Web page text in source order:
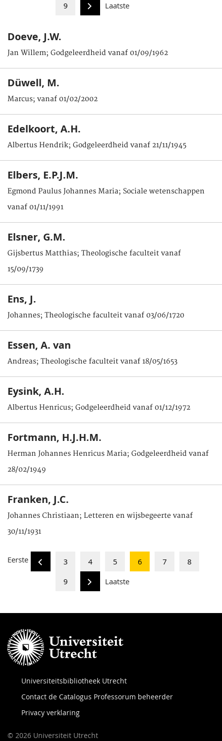
9
Laatste
Doeve, J.W.
Jan Willem; Godgeleerdheid vanaf 01/09/1962
Düwell, M.
Marcus; vanaf 01/02/2002
Edelkoort, A.H.
Albertus Hendrik; Godgeleerdheid vanaf 21/11/1945
Elbers, E.P.J.M.
Egmond Paulus Johannes Maria; Sociale wetenschappen
vanaf 01/11/1991
Elsner, G.M.
Gijsbertus Matthias; Theologische faculteit vanaf
15/09/1739
Ens, J.
Johannes; Theologische faculteit vanaf 03/06/1720
Essen, A. van
Andreas; Theologische faculteit vanaf 18/05/1653
Eysink, A.H.
Albertus Henricus; Godgeleerdheid vanaf 01/12/1972
Fortmann, H.J.H.M.
Herman Johannes Henricus Maria; Godgeleerdheid vanaf
28/02/1949
Franken, J.C.
Johannes Christiaan; Letteren en wijsbegeerte vanaf
30/11/1931
Eerste 3 4 5 6 7
8
9
Laatste
Universiteitsbibliotheek Utrecht
Contact de Catalogus Professorum beheerder
Privacy verklaring
© 2026 Universiteit Utrecht